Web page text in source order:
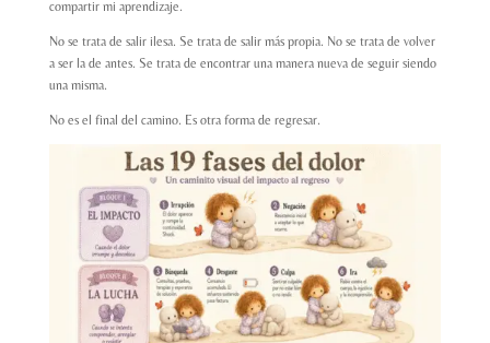
compartir mi aprendizaje.
No se trata de salir ilesa. Se trata de salir más propia. No se trata de volver
a ser la de antes. Se trata de encontrar una manera nueva de seguir siendo
una misma.
No es el final del camino. Es otra forma de regresar.